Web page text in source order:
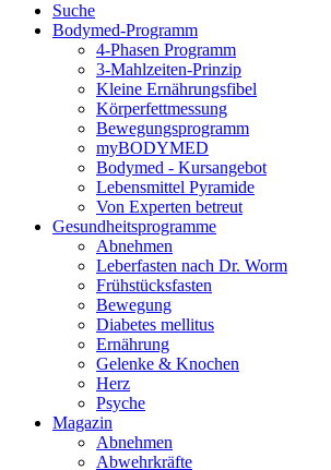
Suche
Bodymed-Programm
4-Phasen Programm
3-Mahlzeiten-Prinzip
Kleine Ernährungsfibel
Körperfettmessung
Bewegungsprogramm
myBODYMED
Bodymed - Kursangebot
Lebensmittel Pyramide
Von Experten betreut
Gesundheitsprogramme
Abnehmen
Leberfasten nach Dr. Worm
Frühstücksfasten
Bewegung
Diabetes mellitus
Ernährung
Gelenke & Knochen
Herz
Psyche
Magazin
Abnehmen
Abwehrkräfte